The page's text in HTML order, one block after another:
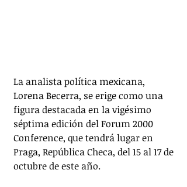
La analista política mexicana,
Lorena Becerra, se erige como una
figura destacada en la vigésimo
séptima edición del Forum 2000
Conference, que tendrá lugar en
Praga, República Checa, del 15 al 17 de
octubre de este año.